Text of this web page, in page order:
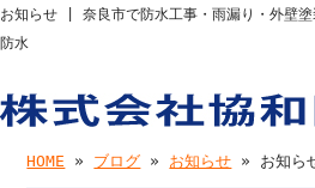
お知らせ | 奈良市で防水工事・雨漏り・外壁塗
防水
HOME » ブログ » お知らせ » お知ら